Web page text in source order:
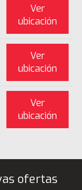
Ver
ubicación
Ver
ubicación
Ver
ubicación
ofertas